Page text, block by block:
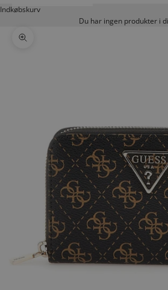
Indkøbskurv
Du har ingen produkter i
Zoom